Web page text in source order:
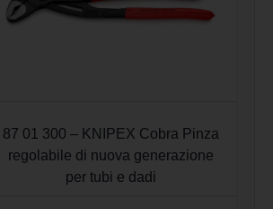
87 01 300 – KNIPEX Cobra Pinza
regolabile di nuova generazione
per tubi e dadi